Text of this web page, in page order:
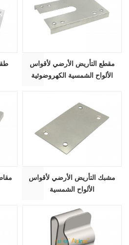
مقطع التأريض الأرضي لأقواس
الألواح الشمسية الكهروضوئية
مشبك التأريض الأرضي لأقواس
الألواح الشمسية